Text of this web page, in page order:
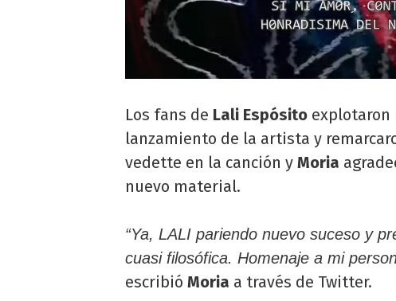
Los fans de Lali Espósito explotaron
lanzamiento de la artista y
vedette en la canción y Moria
nuevo material.
“Ya, LALI pariendo nuevo suceso y
cuasi filosófica. Homenaje a mi
escribió Moria a través de Twitter.